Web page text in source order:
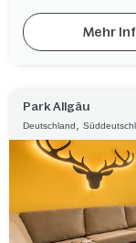
Mehr
Park Allgäu
Deutschland